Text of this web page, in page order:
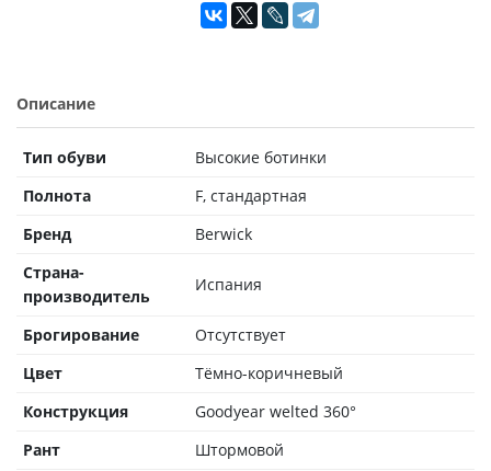
Описание
Тип обуви
Высокие ботинки
Полнота
F, стандартная
Бренд
Berwick
Страна-
производитель
Испания
Брогирование
Отсутствует
Цвет
Тёмно-коричневый
Конструкция
Goodyear welted 360°
Рант
Штормовой